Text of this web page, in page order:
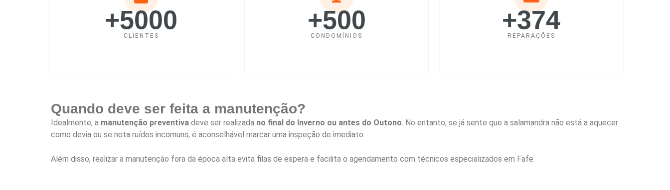
+5000
CLIENTES +500
CONDOMÍNIOS +374
REPARAÇÕES
Quando deve ser feita a manutenção?
Idealmente, a manutenção preventiva deve ser realizada no final do Inverno ou antes do Outono . No entanto, se já sente que a salamandra não está a aquecer
como devia ou se nota ruídos incomuns, é aconselhável marcar uma inspeção de imediato.
Além disso, realizar a manutenção fora da época alta evita filas de espera e facilita o agendamento com técnicos especializados em Fafe.